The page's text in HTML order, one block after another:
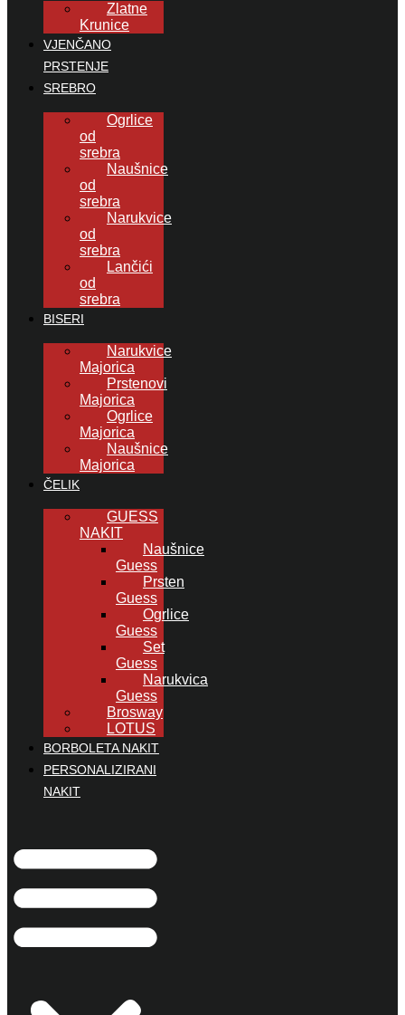
Zlatne
Krunice
VJENČANO
PRSTENJE
SREBRO
Ogrlice
od
srebra
Naušnice
od
srebra
Narukvice
od
srebra
Lančići
od
srebra
BISERI
Narukvice
Majorica
Prstenovi
Majorica
Ogrlice
Majorica
Naušnice
Majorica
ČELIK
GUESS
NAKIT
Naušnice
Guess
Prsten
Guess
Ogrlice
Guess
Set
Guess
Narukvica
Guess
Brosway
LOTUS
BORBOLETA NAKIT
PERSONALIZIRANI
NAKIT